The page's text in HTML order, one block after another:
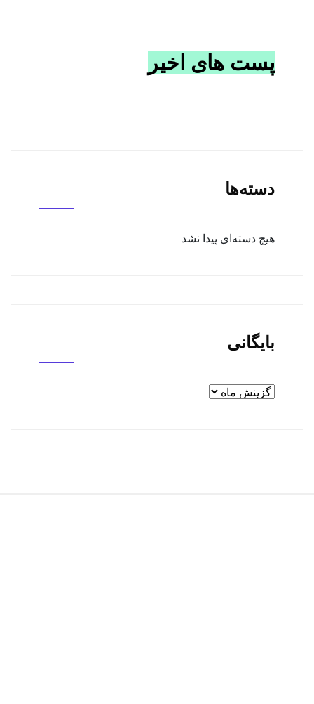
پست های اخیر
دسته‌ها
هیچ دسته‌ای پیدا نشد
بایگانی